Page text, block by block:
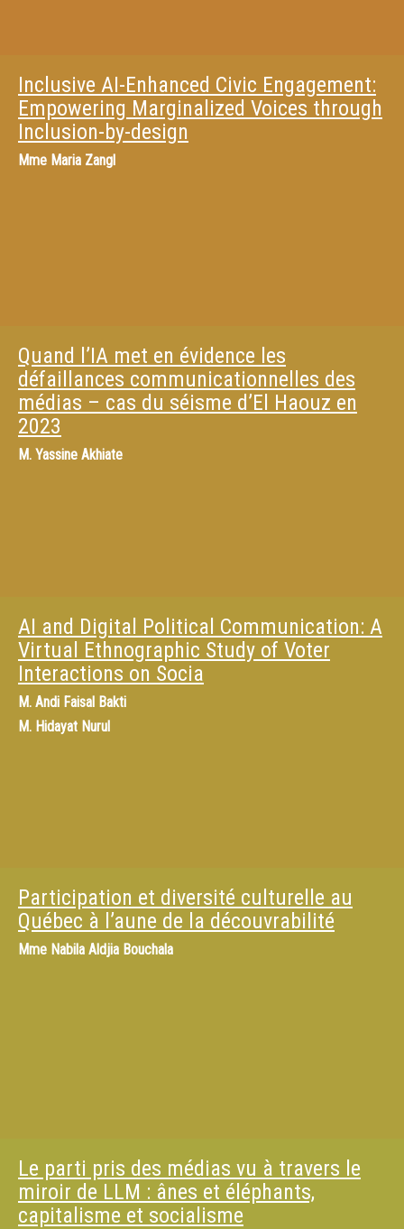
Inclusive AI-Enhanced Civic Engagement:
Empowering Marginalized Voices through
Inclusion-by-design
Mme Maria Zangl
Quand l’IA met en évidence les
défaillances communicationnelles des
médias – cas du séisme d’El Haouz en
2023
M. Yassine Akhiate
AI and Digital Political Communication: A
Virtual Ethnographic Study of Voter
Interactions on Socia
M. Andi Faisal Bakti
M. Hidayat Nurul
Participation et diversité culturelle au
Québec à l’aune de la découvrabilité
Mme Nabila Aldjia Bouchala
Le parti pris des médias vu à travers le
miroir de LLM : ânes et éléphants,
capitalisme et socialisme